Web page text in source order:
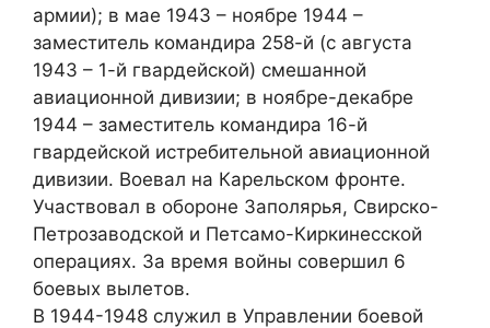
армии); в мае 1943 – ноябре 1944 –
заместитель командира 258-й (с августа
1943 – 1-й гвардейской) смешанной
авиационной дивизии; в ноябре-декабре
1944 – заместитель командира 16-й
гвардейской истребительной авиационной
дивизии. Воевал на Карельском фронте.
Участвовал в обороне Заполярья, Свирско-
Петрозаводской и Петсамо-Киркинесской
операциях. За время войны совершил 6
боевых вылетов.
В 1944-1948 служил в Управлении боевой